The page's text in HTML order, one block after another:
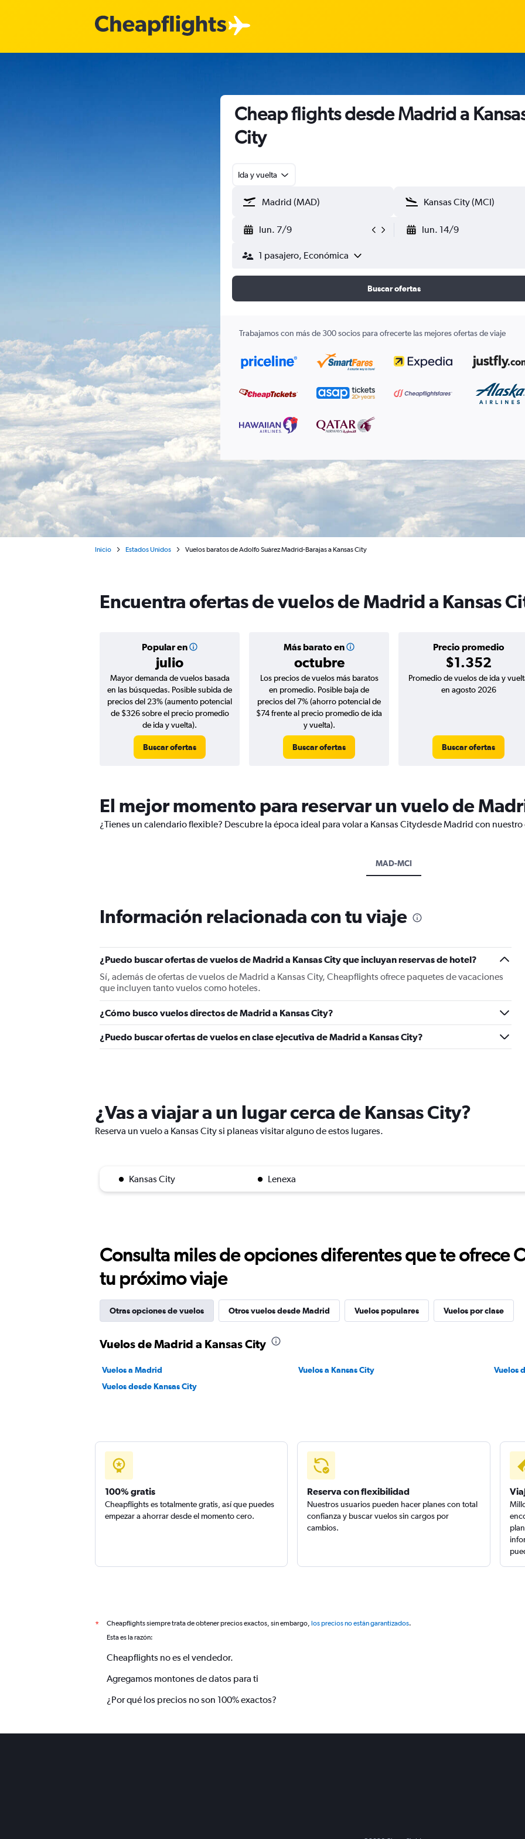
Cheap flights desde Madrid a
City
Ida y vuelta
lun. 7/9 lun. 14/9
1 pasajero, Económica
Buscar ofertas
Trabajamos con más de 300 socios para ofrecerte las mejores ofertas de viaje
Inicio Estados Unidos Vuelos baratos de Adolfo Suárez Madrid-Barajas a Kansas City
Encuentra ofertas de vuelos de Madrid a Kansas
Popular en
julio
Más barato en
octubre
Precio promedio
$1.352
Mayor demanda de vuelos basada
en las búsquedas. Posible subida de
precios del 23% (aumento potencial
de $326 sobre el precio promedio
de ida y vuelta).
Buscar ofertas
Los precios de vuelos más baratos
en promedio. Posible baja de
precios del 7% (ahorro potencial de
$74 frente al precio promedio de ida
y vuelta).
Buscar ofertas
Promedio de vuelos de ida y
en agosto 2026
Buscar ofertas
El mejor momento para reservar un vuelo de
¿Tienes un calendario flexible? Descubre la época ideal para volar a Kansas Citydesde Madrid con
MAD-MCI
Información relacionada con tu viaje
¿Puedo buscar ofertas de vuelos de Madrid a Kansas City que incluyan reservas de hotel?
Sí, además de ofertas de vuelos de Madrid a Kansas City, Cheapflights ofrece paquetes de vacaciones
que incluyen tanto vuelos como hoteles.
¿Cómo busco vuelos directos de Madrid a Kansas City?
¿Puedo buscar ofertas de vuelos en clase ejecutiva de Madrid a Kansas City?
¿Vas a viajar a un lugar cerca de Kansas City?
Reserva un vuelo a Kansas City si planeas visitar alguno de estos lugares.
Kansas City Lenexa
Consulta miles de opciones diferentes que te ofrece
tu próximo viaje
Otras opciones de vuelos Otros vuelos desde Madrid Vuelos populares Vuelos por clase
Vuelos de Madrid a Kansas City
Vuelos a Madrid Vuelos a Kansas City
Vuelos
Vuelos desde Kansas City
100% gratis
Cheapflights es totalmente gratis, así que puedes
empezar a ahorrar desde el momento cero.
Reserva con flexibilidad
Nuestros usuarios pueden hacer planes con total
confianza y buscar vuelos sin cargos por
cambios.
* Cheapflights siempre trata de obtener precios exactos, sin embargo, los precios no están garantizados.
Esta es la razón:
Cheapflights no es el vendedor.
Agregamos montones de datos para ti
¿Por qué los precios no son 100% exactos?